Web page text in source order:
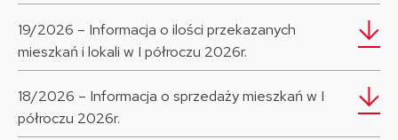
19/2026 – Informacja o ilości przekazanych
mieszkań i lokali w I półroczu 2026r.
18/2026 – Informacja o sprzedaży mieszkań w I
półroczu 2026r.